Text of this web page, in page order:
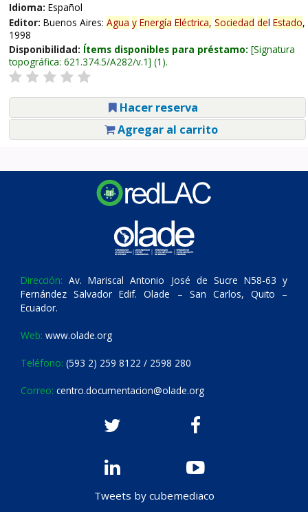
Idioma: Español
Editor: Buenos Aires: Agua y Energía Eléctrica, Sociedad del Estado,
1998
Disponibilidad: Ítems disponibles para préstamo: Signatura
topográfica: 621.374.5/A282/v.1 (1).
Hacer reserva
Agregar al carrito
Dirección: Av. Mariscal Antonio José de Sucre N58-63 y
Fernández Salvador Edif. Olade – San Carlos, Quito –
Ecuador.
Web: www.olade.org
Teléfono: (593 2) 259 8122 / 2598 280
Correo: centro.documentacion@olade.org
Tweets by cubemediaco